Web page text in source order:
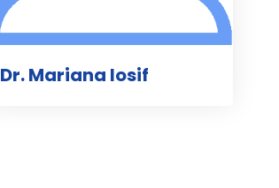
Dr. Mariana Iosif